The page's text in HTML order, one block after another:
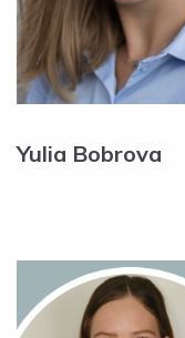
Yulia Bobrova